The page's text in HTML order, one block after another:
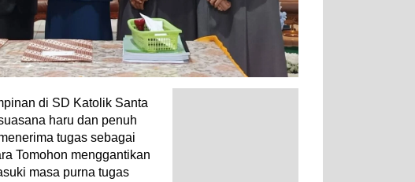
di SD Katolik Santa
haru dan penuh
tugas sebagai
Tomohon menggantikan
masa purna tugas